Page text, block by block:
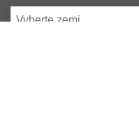
Vyberte zemi